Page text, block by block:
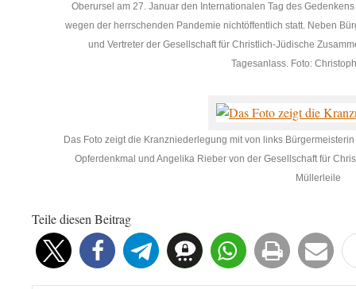
Oberursel am 27. Januar den Internationalen Tag des
wegen der herrschenden Pandemie nichtöffentlich statt. Neben
und Vertreter der Gesellschaft für Christlich-Jüdische
Tagesanlass. Foto:
Das Foto zeigt die Kranzniederlegung mit von links
Opferdenkmal und Angelika Rieber von der Gesellschaft für
Müllerleile
Teile diesen Beitrag